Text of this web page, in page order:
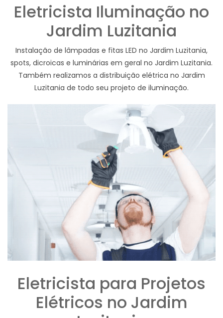
Eletricista Iluminação no
Jardim Luzitania
Instalação de lâmpadas e fitas LED no Jardim Luzitania,
spots, dicroicas e luminárias em geral no Jardim Luzitania.
Também realizamos a distribuição elétrica no Jardim
Luzitania de todo seu projeto de iluminação.
Eletricista para Projetos
Elétricos no Jardim